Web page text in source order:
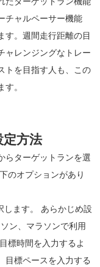
チャルペーサー機能
す。週間走行距離の目
ャレンジングなトレー
トを目指す人も、この
。
方法
らターゲットランを選
のオプションがあり
します。 あらかじめ設
ン、マラソンで利用
標時間を入力するよ
目標ペースを入力する